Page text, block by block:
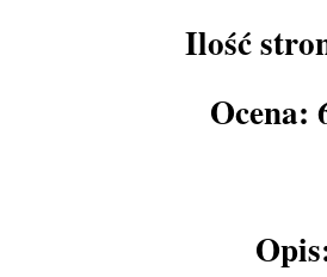
Ilość
Ocena: